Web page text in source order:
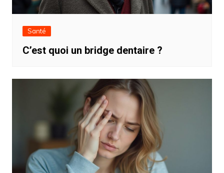
Santé
C’est quoi un bridge dentaire ?